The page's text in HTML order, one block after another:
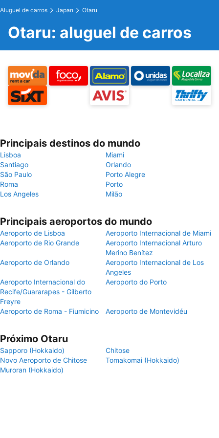
Aluguel de carros Japan Otaru
Otaru: aluguel de carros
Principais destinos do mundo
Lisboa
Miami
Santiago
Orlando
São Paulo
Porto Alegre
Roma
Porto
Los Angeles
Milão
Principais aeroportos do mundo
Aeroporto de Lisboa
Aeroporto Internacional de Miami
Aeroporto de Rio Grande
Aeroporto Internacional Arturo
Merino Benítez
Aeroporto de Orlando
Aeroporto Internacional de Los
Angeles
Aeroporto Internacional do
Recife/Guararapes - Gilberto
Freyre
Aeroporto do Porto
Aeroporto de Roma - Fiumicino Aeroporto de Montevidéu
Próximo Otaru
Sapporo (Hokkaido)
Chitose
Novo Aeroporto de Chitose
Tomakomai (Hokkaido)
Muroran (Hokkaido)